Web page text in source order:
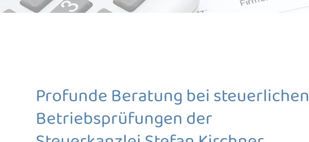
Profunde Beratung bei steuerlichen
Betriebsprüfungen der